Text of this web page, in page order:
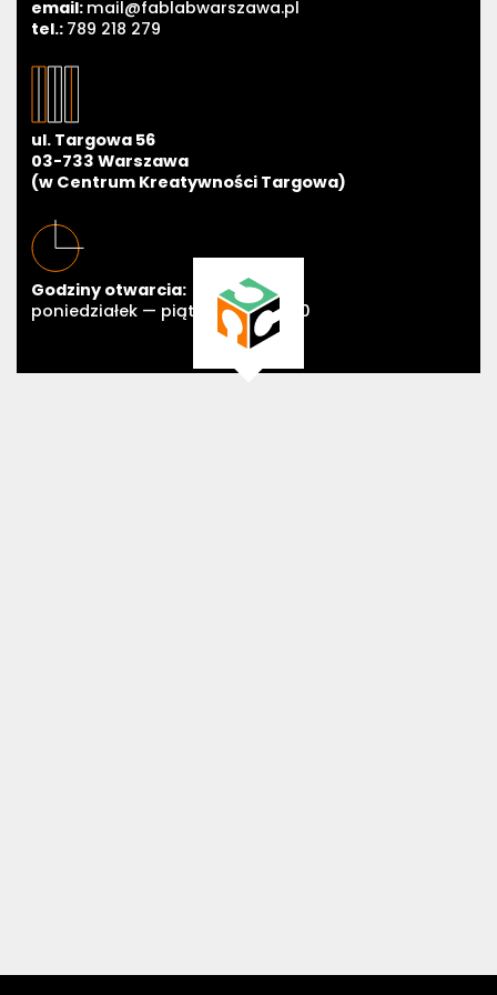
email: mail@fablabwarszawa.pl
tel.: 789 218 279
ul. Targowa 56
03-733 Warszawa
(w Centrum Kreatywności Targowa)
Godziny otwarcia:
poniedziałek — piątek 11:00—19:00